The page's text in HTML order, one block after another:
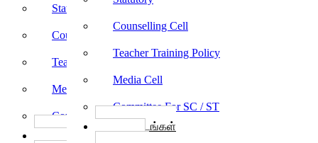
Counselling Cell
Teacher Training Policy
Media Cell
Committee For SC / ST
பாடத்திட்டங்கள்
Statutory
Counselling Cell
Teacher Training Policy
Media Cell
Committee For SC / ST
பாடத்திட்டங்கள்